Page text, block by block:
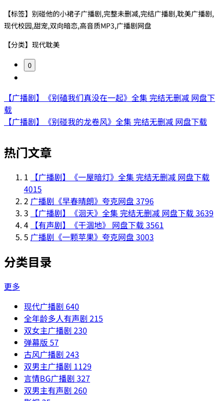
【标签】别碰他的小裙子广播剧,完整未删减,完结广播剧,耽美广播剧,
现代校园,甜宠,双向暗恋,高音质MP3,广播剧网盘
【分类】现代耽美
0
【广播剧】《别磕我们真没在一起》全集 完结无删减 网盘下
载
【广播剧】《别碰我的龙卷风》全集 完结无删减 网盘下载
热门文章
1
【广播剧】《一屋暗灯》全集 完结无删减 网盘下载
4015
2 广播剧《早春晴朗》夸克网盘3796
3
【广播剧】《洄天》全集 完结无删减 网盘下载3639
4 【有声剧】《干涸地》 网盘下载3561
5 广播剧《一颗苹果》夸克网盘3003
分类目录
更多
现代广播剧 640
全年龄多人有声剧 215
双女主广播剧 230
弹幕版 57
古风广播剧 243
双男主广播剧 1129
言情BG广播剧 327
双男主有声剧 260